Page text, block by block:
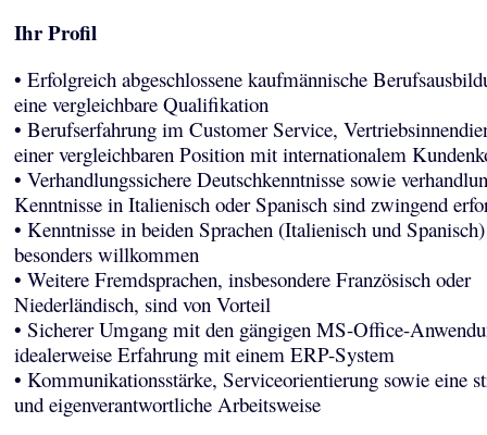
Ihr Profil
• Erfolgreich abgeschlossene kaufmännische
eine vergleichbare Qualifikation
• Berufserfahrung im Customer Service,
einer vergleichbaren Position mit internationalem
• Verhandlungssichere Deutschkenntnisse sowie
Kenntnisse in Italienisch oder Spanisch sind zwingend
• Kenntnisse in beiden Sprachen (Italienisch und
besonders willkommen
• Weitere Fremdsprachen, insbesondere Französisch oder
Niederländisch, sind von Vorteil
• Sicherer Umgang mit den gängigen MS-Office-
idealerweise Erfahrung mit einem ERP-System
• Kommunikationsstärke, Serviceorientierung sowie eine
und eigenverantwortliche Arbeitsweise